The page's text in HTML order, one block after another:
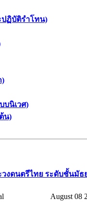
ฏิบัติรำโทน)
)
บนิเวศ)
น)
วงดนตรีไทย​ ระดับชั้น
August 08